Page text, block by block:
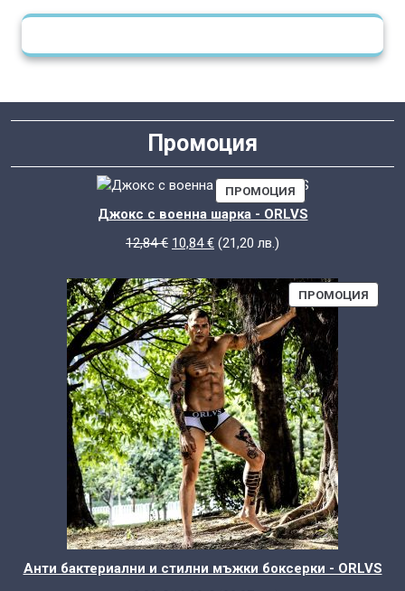
Промоция
ПРОМОЦИЯПРОДУКТ
С
НАМАЛЕНИЕ
Джокс с военна шарка - ORLVS
12,84€ Original
was:
12,84 €.
10,84€Текущата
е:
10,84 €.
(21,20 лв.)
ПРОМОЦИЯ
С
Анти бактериални и стилни мъжки боксерки - ORLVS